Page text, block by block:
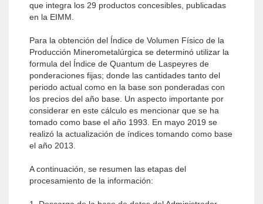
que integra los 29 productos concesibles, publicadas
en la EIMM.
Para la obtención del Índice de Volumen Físico de la
Producción Minerometalúrgica se determinó utilizar la
formula del Índice de Quantum de Laspeyres de
ponderaciones fijas; donde las cantidades tanto del
periodo actual como en la base son ponderadas con
los precios del año base. Un aspecto importante por
considerar en este cálculo es mencionar que se ha
tomado como base el año 1993. En mayo 2019 se
realizó la actualización de índices tomando como base
el año 2013.
A continuación, se resumen las etapas del
procesamiento de la información: